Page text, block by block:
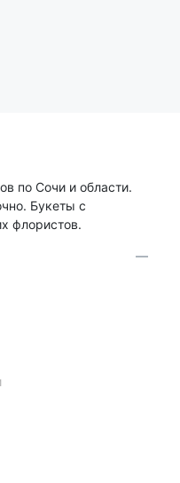
по Сочи и области.
Букеты с
флористов.